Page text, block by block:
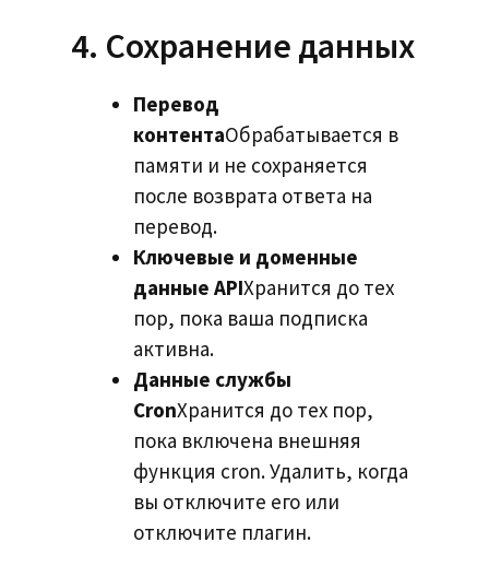
4. Сохранение данных
Перевод
контентаОбрабатывается в
памяти и не сохраняется
после возврата ответа на
перевод.
Ключевые и доменные
данные APIХранится до тех
пор, пока ваша подписка
активна.
Данные службы
CronХранится до тех пор,
пока включена внешняя
функция cron. Удалить, когда
вы отключите его или
отключите плагин.